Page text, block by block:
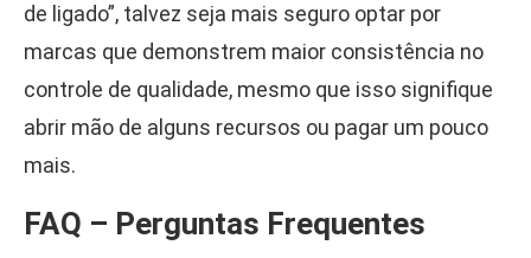
de ligado”, talvez seja mais seguro optar por
marcas que demonstrem maior consistência no
controle de qualidade, mesmo que isso signifique
abrir mão de alguns recursos ou pagar um pouco
mais.
FAQ – Perguntas Frequentes